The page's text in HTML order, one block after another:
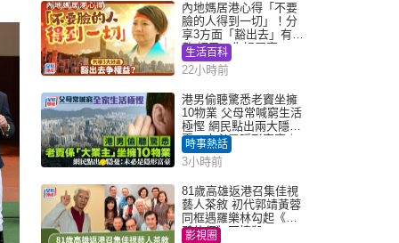
內地媽居港心得「不要
臉的人得到一切」！分
享3方面「豁出去」有著
數 網民：你好厲害
生活百科
22小時前
港男偷聽驚悉老竇坐擁
10物業 父母常喊窮生活
極慳 網民點出兩大隱
憂：未必是隱形富豪｜
Juicy叮
時事熱話
3小時前
81歲高雄返港召集佳視
藝人茶敘 初代郭靖黃蓉
同框遇羅樂林勾起《神
鵰俠侶》回憶殺
影視圈